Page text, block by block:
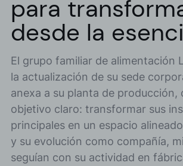
para
desde la
El grupo familiar de alimentación
la actualización de su sede
anexa a su planta de producción,
objetivo claro: transformar sus
principales en un espacio
y su evolución como compañía,
seguían con su actividad en